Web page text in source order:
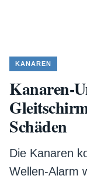
KANAREN
Kanaren-
Schäden
Die Kanaren
Wellen-Alarm